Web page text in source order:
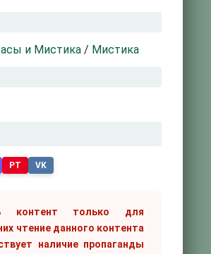
и Мистика / Мистика
PT VK
контент только для
чтение данного контента
наличие пропаганды